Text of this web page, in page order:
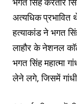
अत्यधिक प्रभावित
हत्याकांड ने भगत
लाहौर के नेशनल
भगत सिंह महात्‍मा
लेने लगे, जिसमें गांधी